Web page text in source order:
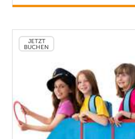
JETZT
BUCHEN